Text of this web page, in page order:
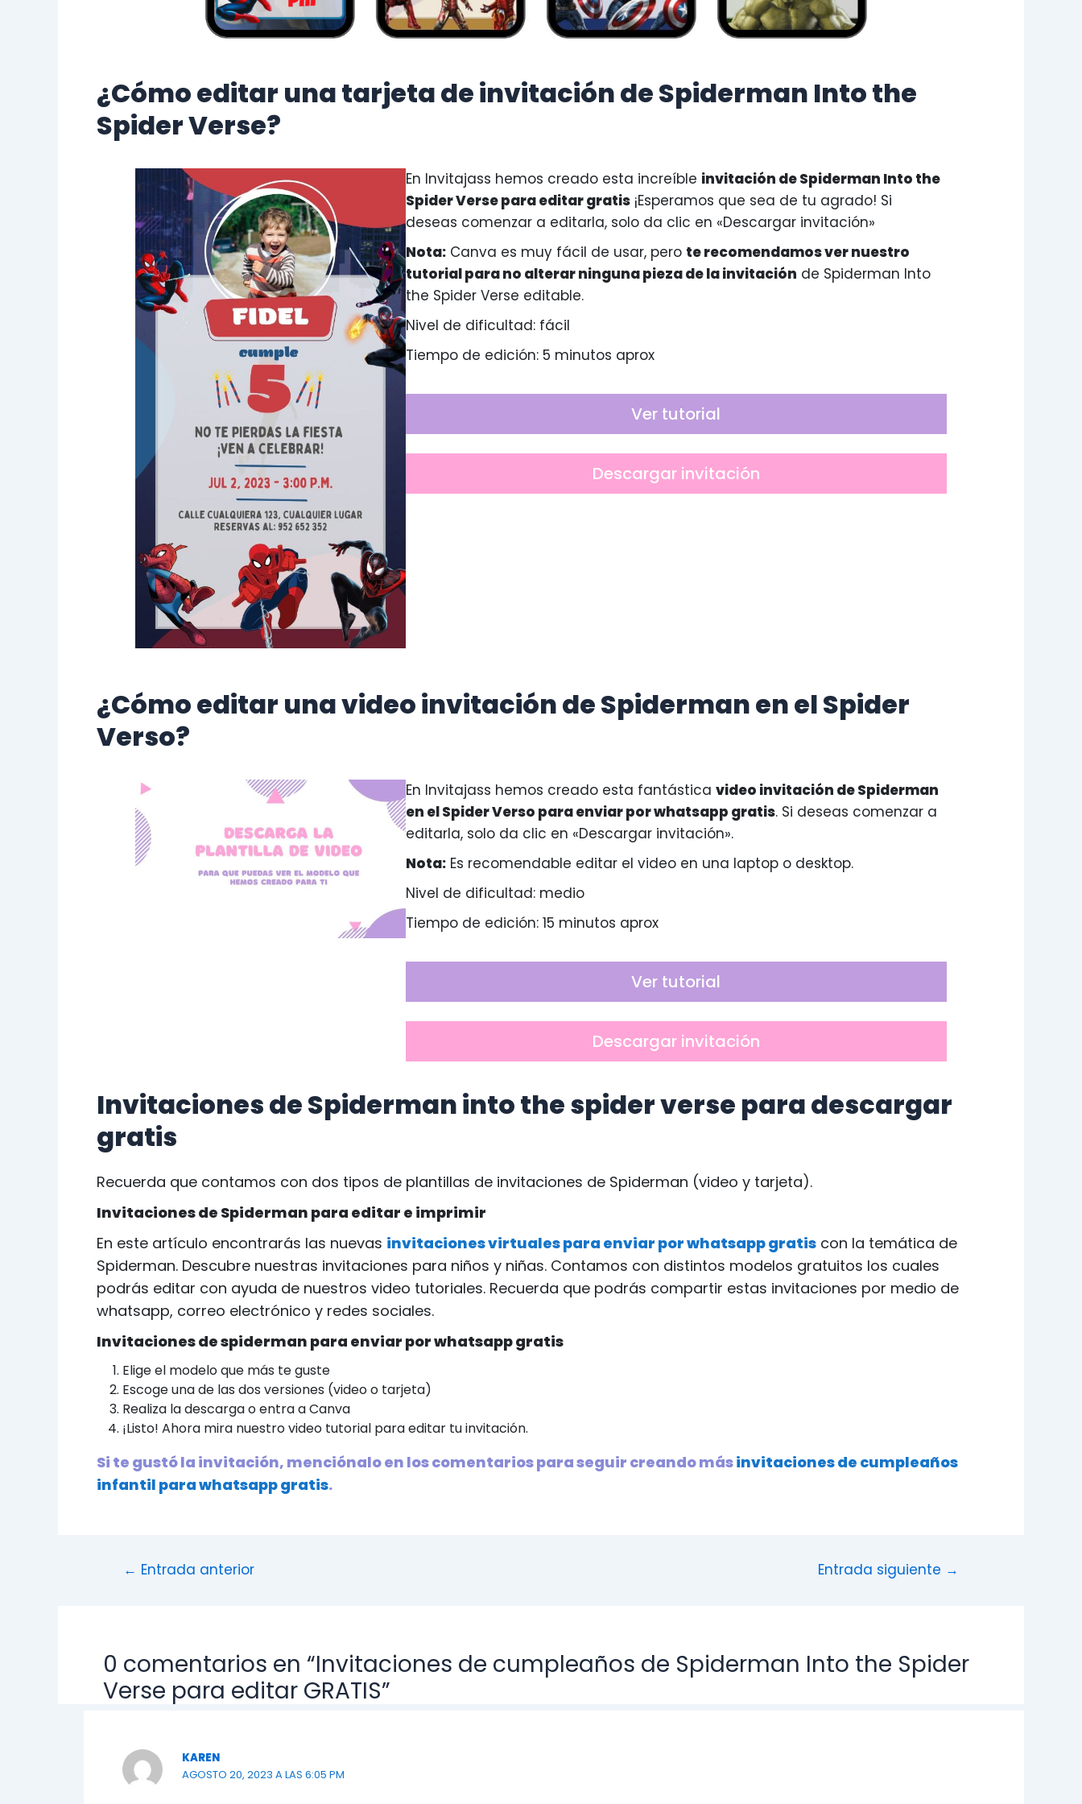
¿Cómo editar una tarjeta de invitación de Spiderman Into the
Spider Verse?
En Invitajass hemos creado esta increíble invitación de Spiderman Into the
Spider Verse para editar gratis¡Esperamos que sea de tu agrado! Si
deseas comenzar a editarla, solo da clic en «Descargar invitación»
Nota:Canva es muy fácil de usar, pero te recomendamos ver nuestro
tutorial para no alterar ninguna pieza de la invitación de Spiderman Into
the Spider Verse editable.
Nivel de dificultad: fácil
Tiempo de edición: 5 minutos aprox
Ver tutorial
Descargar invitación
¿Cómo editar una video invitación de Spiderman en el Spider
Verso?
En Invitajass hemos creado esta fantástica video invitación de Spiderman
en el Spider Verso para enviar por whatsapp gratis. Si deseas comenzar a
editarla, solo da clic en «Descargar invitación».
Nota:Es recomendable editar el video en una laptop o desktop.
Nivel de dificultad: medio
Tiempo de edición: 15 minutos aprox
Ver tutorial
Descargar invitación
Invitaciones de Spiderman into the spider verse para descargar
gratis
Recuerda que contamos con dos tipos de plantillas de invitaciones de Spiderman (video y tarjeta).
Invitaciones de Spiderman para editar e imprimir
En este artículo encontrarás las nuevas invitaciones virtuales para enviar por whatsapp gratis con la temática de
Spiderman. Descubre nuestras invitaciones para niños y niñas. Contamos con distintos modelos gratuitos los cuales
podrás editar con ayuda de nuestros video tutoriales. Recuerda que podrás compartir estas invitaciones por medio de
whatsapp, correo electrónico y redes sociales.
Invitaciones de spiderman para enviar por whatsapp gratis
Elige el modelo que más te guste
Escoge una de las dos versiones (video o tarjeta)
Realiza la descarga o entra a Canva
¡Listo! Ahora mira nuestro video tutorial para editar tu invitación.
Si te gustó la invitación, menciónalo en los comentarios para seguir creando másinvitaciones de cumpleaños
infantil para whatsapp gratis.
Navegación
← Entrada anterior Entrada siguiente →
0 comentarios en “Invitaciones de cumpleaños de Spiderman Into the Spider
Verse para editar GRATIS”
KAREN
AGOSTO 20, 2023 A LAS 6:05 PM